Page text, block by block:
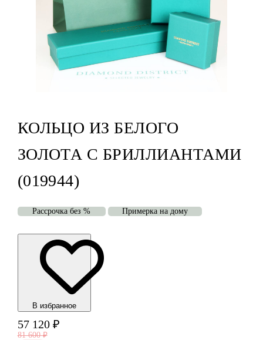
КОЛЬЦО ИЗ БЕЛОГО
ЗОЛОТА С БРИЛЛИАНТАМИ
(019944)
Рассрочка без % Примерка на дому
В избранноe
57 120 ₽
81 600 ₽